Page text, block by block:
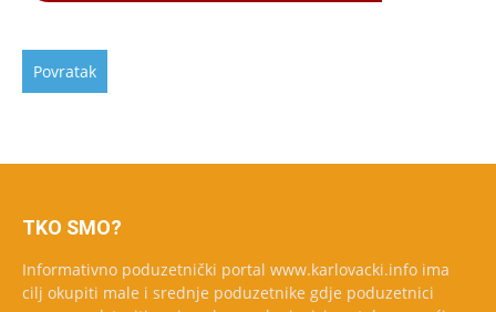
TKO SMO?
Informativno poduzetnički portal www.karlovacki.info ima
cilj okupiti male i srednje poduzetnike gdje poduzetnici